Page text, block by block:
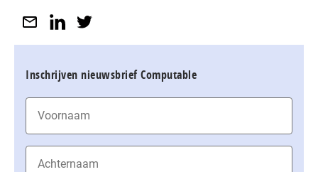
Inschrijven nieuwsbrief Computable